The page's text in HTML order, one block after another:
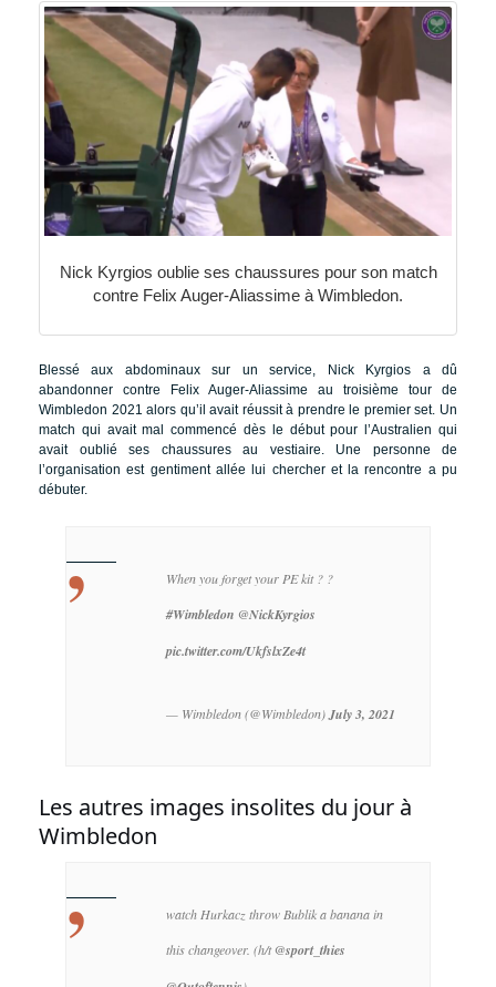
Nick Kyrgios oublie ses chaussures pour son match
contre Felix Auger-Aliassime à Wimbledon.
Blessé aux abdominaux sur un service, Nick Kyrgios a dû
abandonner contre Felix Auger-Aliassime au troisième tour de
Wimbledon 2021 alors qu’il avait réussit à prendre le premier set. Un
match qui avait mal commencé dès le début pour l’Australien qui
avait oublié ses chaussures au vestiaire. Une personne de
l’organisation est gentiment allée lui chercher et la rencontre a pu
débuter.
When you forget your PE kit ? ?
#Wimbledon @NickKyrgios
pic.twitter.com/UkfslxZe4t
— Wimbledon (@Wimbledon)July 3, 2021
Les autres images insolites du jour à
Wimbledon
watch Hurkacz throw Bublik a banana in
this changeover. (h/t@sport_thies